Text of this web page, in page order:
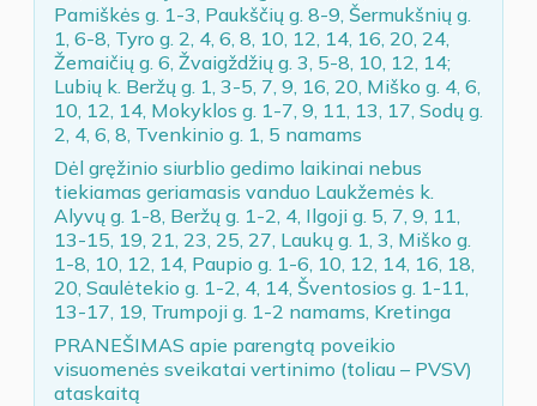
Pamiškės g. 1-3, Paukščių g. 8-9, Šermukšnių g.
1, 6-8, Tyro g. 2, 4, 6, 8, 10, 12, 14, 16, 20, 24,
Žemaičių g. 6, Žvaigždžių g. 3, 5-8, 10, 12, 14;
Lubių k. Beržų g. 1, 3-5, 7, 9, 16, 20, Miško g. 4, 6,
10, 12, 14, Mokyklos g. 1-7, 9, 11, 13, 17, Sodų g.
2, 4, 6, 8, Tvenkinio g. 1, 5 namams
Dėl gręžinio siurblio gedimo laikinai nebus
tiekiamas geriamasis vanduo Laukžemės k.
Alyvų g. 1-8, Beržų g. 1-2, 4, Ilgoji g. 5, 7, 9, 11,
13-15, 19, 21, 23, 25, 27, Laukų g. 1, 3, Miško g.
1-8, 10, 12, 14, Paupio g. 1-6, 10, 12, 14, 16, 18,
20, Saulėtekio g. 1-2, 4, 14, Šventosios g. 1-11,
13-17, 19, Trumpoji g. 1-2 namams, Kretinga
PRANEŠIMAS apie parengtą poveikio
visuomenės sveikatai vertinimo (toliau – PVSV)
ataskaitą